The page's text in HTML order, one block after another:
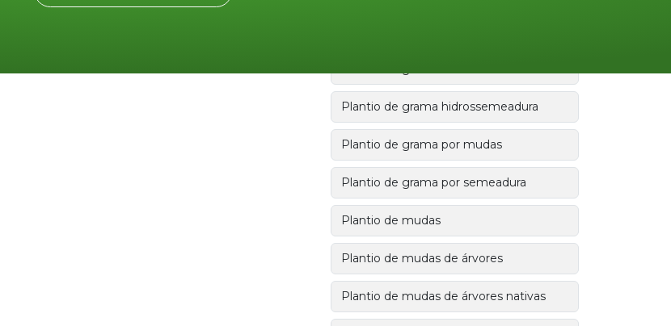
Plantio de grama hidrossemeadura
Plantio de grama por mudas
Plantio de grama por semeadura
Plantio de mudas
Plantio de mudas de árvores
Plantio de mudas de árvores nativas